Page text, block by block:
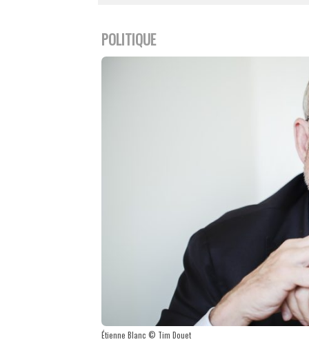
POLITIQUE
Étienne Blanc © Tim Douet